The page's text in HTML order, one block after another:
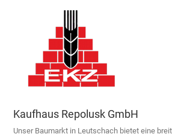
Kaufhaus Repolusk GmbH
Unser Baumarkt in Leutschach bietet eine